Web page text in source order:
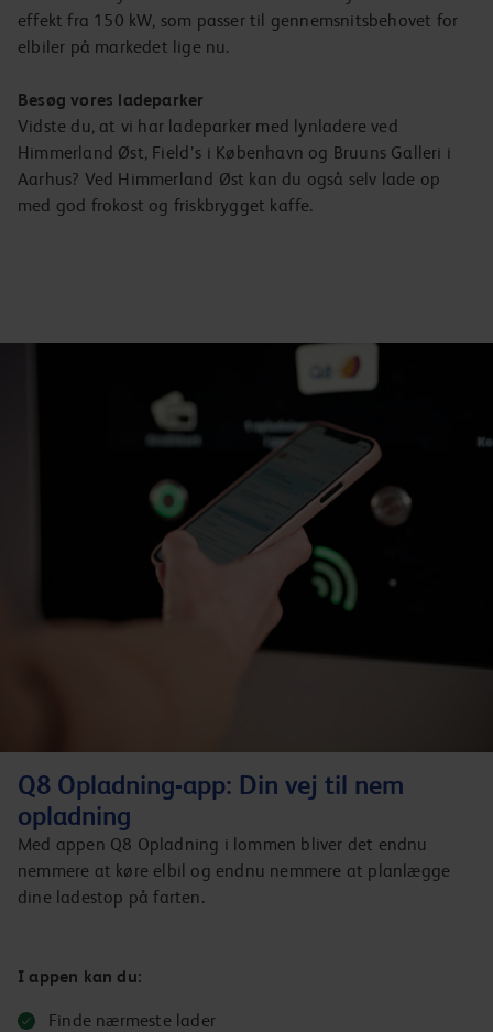
effekt fra 150 kW, som passer til gennemsnitsbehovet for
elbiler på markedet lige nu.
Besøg vores ladeparker
Vidste du, at vi har ladeparker med lynladere ved
Himmerland Øst, Field’s i København og Bruuns Galleri i
Aarhus? Ved Himmerland Øst kan du også selv lade op
med god frokost og friskbrygget kaffe.
Q8 Opladning-app: Din vej til nem
opladning
Med appen Q8 Opladning i lommen bliver det endnu
nemmere at køre elbil og endnu nemmere at planlægge
dine ladestop på farten.
I appen kan du:
Finde nærmeste lader